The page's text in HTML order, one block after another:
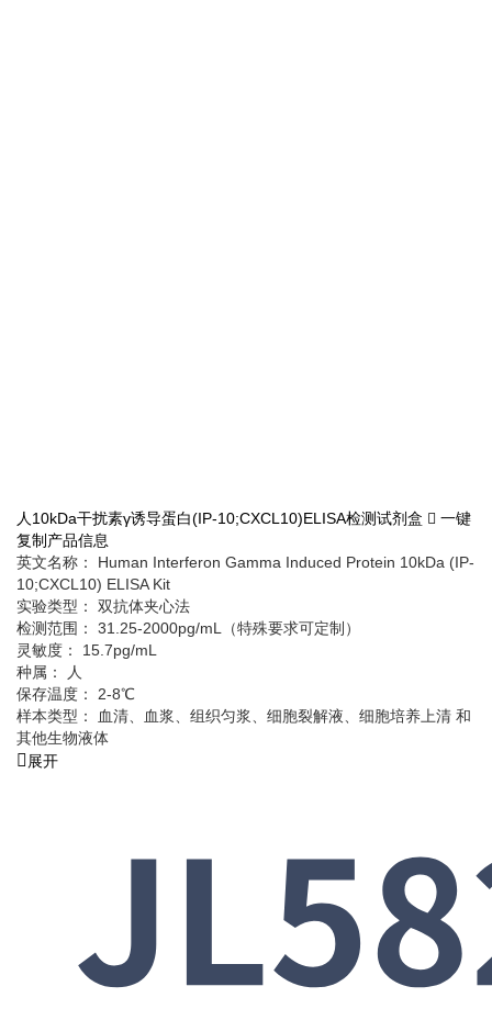
人10kDa干扰素γ诱导蛋白(IP-10;CXCL10)ELISA检测试剂盒
一键
复制产品信息
英文名称： Human Interferon Gamma Induced Protein 10kDa (IP-
10;CXCL10) ELISA Kit
实验类型： 双抗体夹心法
检测范围： 31.25-2000pg/mL（特殊要求可定制）
灵敏度： 15.7pg/mL
种属： 人
保存温度： 2-8℃
样本类型： 血清、血浆、组织匀浆、细胞裂解液、细胞培养上清 和
其他生物液体
展开